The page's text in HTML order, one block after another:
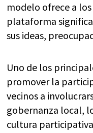
modelo ofrece a
plataforma
sus ideas,
Uno de los
promover la
vecinos a
gobernanza local,
cultura